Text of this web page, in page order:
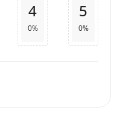
4
0%
5
0%